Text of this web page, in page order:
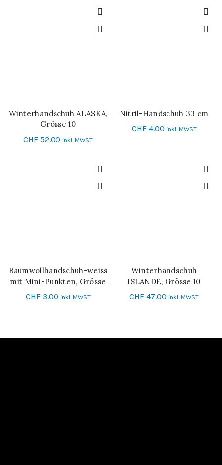
IN DEN WARENKORB
Winterhandschuh ALASKA,
Grösse 10
CHF 52.00 inkl. MWST
SCHNELL-EINKAUF
Nitril-Handschuh 33 cm
CHF 4.00 inkl. MWST
IN DEN WARENKORB
Baumwollhandschuh-weiss
mit Mini-Punkten, Grösse
10
CHF 3.00 inkl. MWST
IN DEN WARENKORB
Winterhandschuh
ISLANDE, Grösse 10
CHF 47.00 inkl. MWST